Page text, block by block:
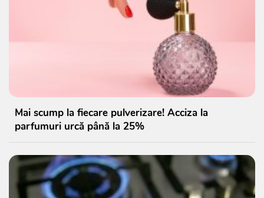
Mai scump la fiecare pulverizare! Acciza la
parfumuri urcă până la 25%